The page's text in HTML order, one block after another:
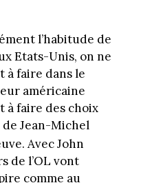
l’habitude de
Etats-Unis, on ne
à faire dans le
américaine
à faire des choix
Jean-Michel
Avec John
de l’OL vont
comme au